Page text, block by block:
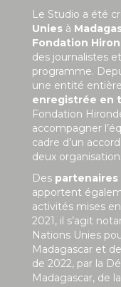
Le Studio a été
Unies à
Fondation
des journalistes
programme.
une entité
enregistrée en
Fondation
accompagner
cadre d’un
deux
Des
apportent
activités mises
2021, il s’agit
Nations Unies
Madagascar et
de 2022, par la
Madagascar, de